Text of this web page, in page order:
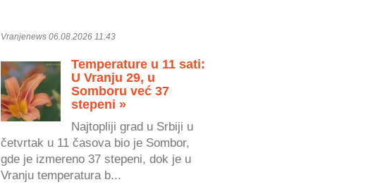
Vranjenews 06.08.2026 11:43
Temperature u 11 sati:
U Vranju 29, u
Somboru već 37
stepeni »
Najtopliji grad u Srbiji u
četvrtak u 11 časova bio je Sombor,
gde je izmereno 37 stepeni, dok je u
Vranju temperatura b...